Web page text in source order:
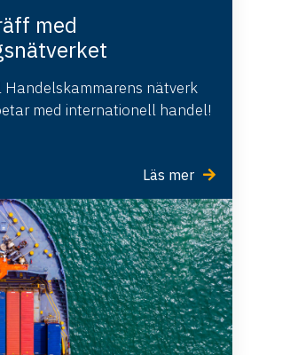
med
Handelskammarens nätverk
med internationell handel!
Läs mer